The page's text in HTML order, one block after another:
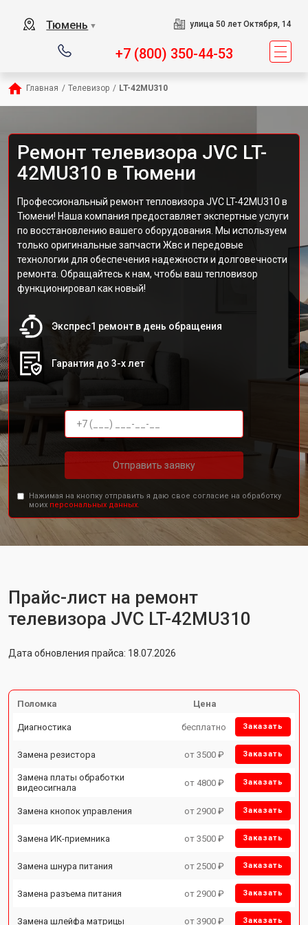
Тюмень ▼ улица 50 лет Октября, 14
+7 (800) 350-44-53
Главная / Телевизор / LT-42MU310
Ремонт телевизора JVC LT-
42MU310 в Тюмени
Профессиональный ремонт тепловизора JVC LT-42MU310 в
Тюмени! Наша компания предоставляет экспертные услуги
по восстановлению вашего оборудования. Мы используем
только оригинальные запчасти Жвс и передовые
технологии для обеспечения надежности и долговечности
ремонта. Обращайтесь к нам, чтобы ваш тепловизор
функционировал как новый!
Экспрес1 ремонт в день обращения
Гарантия до 3-х лет
Отправить заявку
Нажимая на кнопку отправить я даю свое согласие на обработку
моих персональных данных.
Прайс-лист на ремонт
телевизора JVC LT-42MU310
Дата обновления прайса: 18.07.2026
Поломка Цена
Диагностика бесплатно Заказать
Замена резистора от 3500 ₽ Заказать
Замена платы обработки
видеосигнала
от 4800 ₽ Заказать
Замена кнопок управления от 2900 ₽ Заказать
Замена ИК-приемника от 3500 ₽ Заказать
Замена шнура питания от 2500 ₽ Заказать
Замена разъема питания от 2900 ₽ Заказать
Замена шлейфа матрицы от 3900 ₽ Заказать